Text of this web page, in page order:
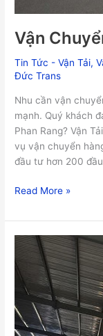
Vận
Tin Tức - Vận Tải,
Đức Trans
Nhu cần vận
mạnh. Quý khách
Phan Rang? Vận
vụ vận chuyển
đầu tư hơn 200
Read More »
Nâng
Hàng
Miễn
Phí
Tại
Kho